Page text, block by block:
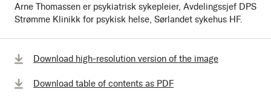
Arne Thomassen er psykiatrisk sykepleier, Avdelingssjef DPS
Strømme Klinikk for psykisk helse, Sørlandet sykehus HF.
Download high-resolution version of the image
Download table of contents as PDF